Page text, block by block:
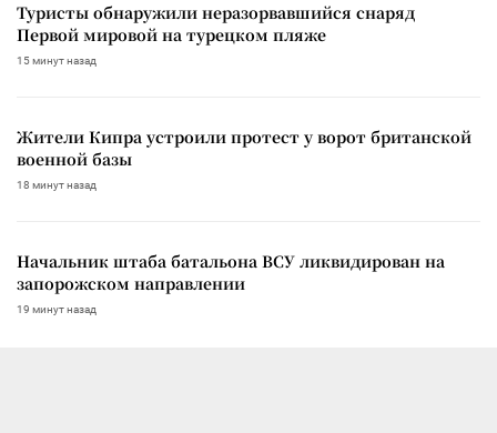
Туристы обнаружили неразорвавшийся снаряд
Первой мировой на турецком пляже
15 минут назад
Жители Кипра устроили протест у ворот британской
военной базы
18 минут назад
Начальник штаба батальона ВСУ ликвидирован на
запорожском направлении
19 минут назад